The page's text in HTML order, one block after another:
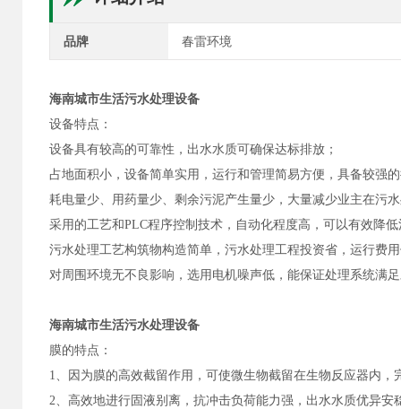
品牌 春雷环境
海南城市生活污水处理设备
设备特点：
设备具有较高的可靠性，出水水质可确保达标排放；
占地面积小，设备简单实用，运行和管理简易方便，具备较强
耗电量少、用药量少、剩余污泥产生量少，大量减少业主在污
采用的工艺和PLC程序控制技术，自动化程度高，可以有效降
污水处理工艺构筑物构造简单，污水处理工程投资省，运行费
对周围环境无不良影响，选用电机噪声低，能保证处理系统满
海南城市生活污水处理设备
膜的特点：
1、因为膜的高效截留作用，可使微生物截留在生物反应器内
2、高效地进行固液别离，抗冲击负荷能力强，出水水质优异